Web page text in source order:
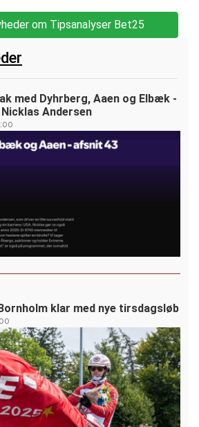
om Tipsanalyser Bet25
med Dyhrberg, Aaen og Elbæk -
Nicklas Andersen
klar med nye tirsdagsløb